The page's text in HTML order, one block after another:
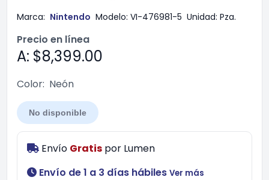
Marca: Nintendo Modelo: VI-476981-5 Unidad: Pza.
Precio en línea
A: $8,399.00
Color: Neón
No disponible
Envío Gratis por Lumen
Envío de 1 a 3 días hábiles Ver más